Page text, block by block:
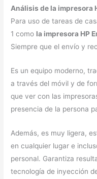
Análisis de la impresora
Para uso de tareas de
1 como la impresora HP
Siempre que el envío y
Es un equipo moderno,
a través del móvil y de
que ver con las
presencia de la persona
Además, es muy ligera,
en cualquier lugar e
personal. Garantiza
tecnología de inyección